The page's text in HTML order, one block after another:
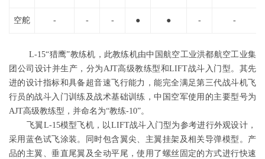
空舵 - - - ● ● - -
L-15“猎鹰”教练机，此教练机由中国航空工业洪都航空工业集
团公司设计并生产，分为AJT高级教练型和LIFT战斗入门型。其先
进的设计指标和具备超音速飞行能力，能完全满足第三代战斗机飞
行员的战斗入门训练及战术基础训练，中国空军使用的主要型号为
AJT高级教练型，并命名为“教练-10”。
飞翼L-15模型飞机，以LIFT战斗入门型为参考进行外观设计，
采用蓝色试飞涂装。同时包含翼尖、主翼挂架及相关导弹模型。产
品的主翼、垂直尾翼及全动平尾，使用了螺丝固定的方式进行快速